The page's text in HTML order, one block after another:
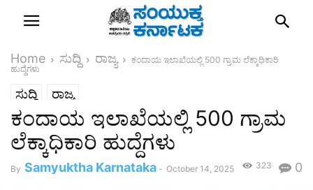
Home ಸುದ್ದಿ ರಾಜ್ಯ
ಕಂದಾಯ ಇಲಾಖೆಯಲ್ಲಿ 500 ಗ್ರಾಮ ಲೆಕ್ಕಾಧಿಕಾರಿ
ಹುದ್ದೆಗಳು
ಸುದ್ದಿ ರಾಜ್ಯ
ಕಂದಾಯ ಇಲಾಖೆಯಲ್ಲಿ 500 ಗ್ರಾಮ
ಲೆಕ್ಕಾಧಿಕಾರಿ ಹುದ್ದೆಗಳು
By Samyuktha Karnataka - October 14, 2025 0
323